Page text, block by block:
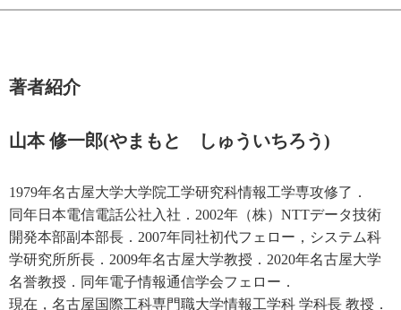
著者紹介
山本 修一郎(やまもと しゅういちろう)
1979年名古屋大学大学院工学研究科情報工学専攻修了．
同年日本電信電話公社入社．2002年（株）NTTデータ技術
開発本部副本部長．2007年同社初代フェロー，システム科
学研究所所長．2009年名古屋大学教授．2020年名古屋大学
名誉教授．同年電子情報通信学会フェロー．
現在，名古屋国際工科専門職大学情報工学科 学科長 教授．